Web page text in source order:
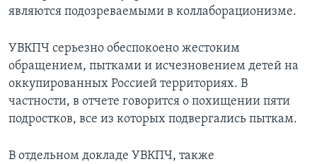
являются подозреваемыми в коллаборационизме.
УВКПЧ серьезно обеспокоено жестоким
обращением, пытками и исчезновением детей на
оккупированных Россией территориях. В
частности, в отчете говорится о похищении пяти
подростков, все из которых подвергались пыткам.
В отдельном докладе УВКПЧ, также